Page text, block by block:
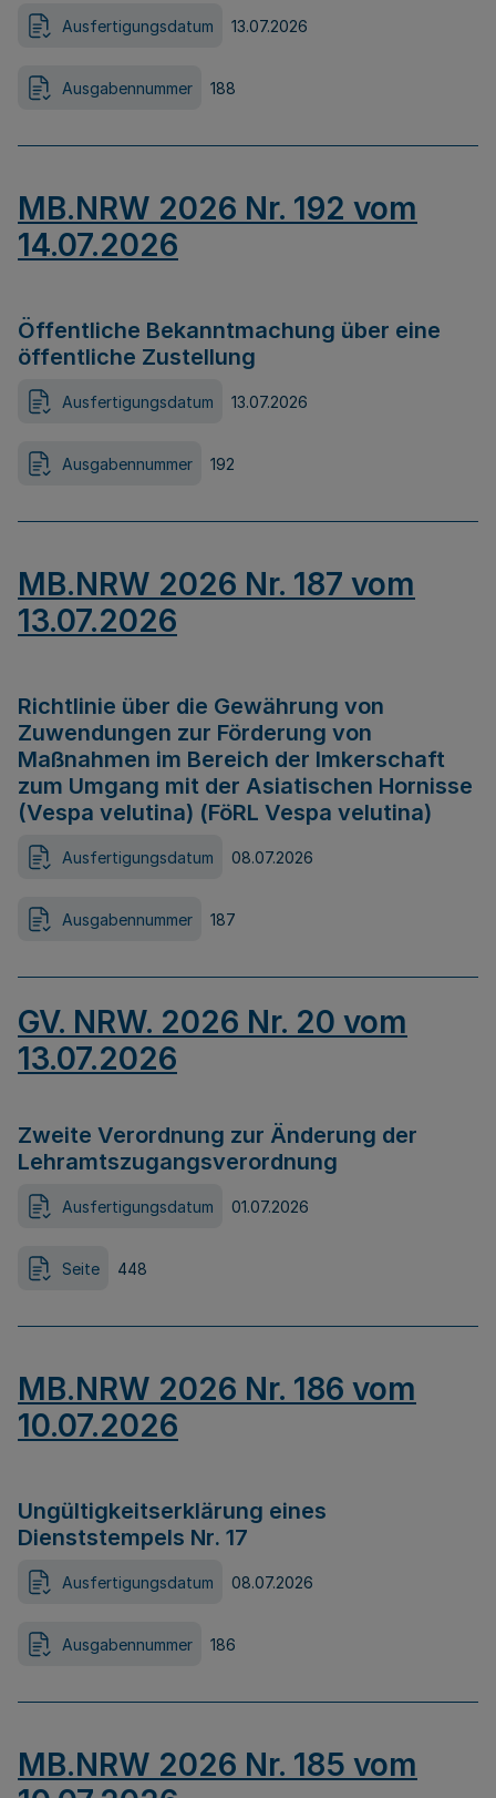
Ausfertigungsdatum 13.07.2026
Ausgabennummer 188
MB.NRW 2026 Nr. 192 vom
14.07.2026
Öffentliche Bekanntmachung über eine
öffentliche Zustellung
Ausfertigungsdatum 13.07.2026
Ausgabennummer 192
MB.NRW 2026 Nr. 187 vom
13.07.2026
Richtlinie über die Gewährung von
Zuwendungen zur Förderung von
Maßnahmen im Bereich der Imkerschaft
zum Umgang mit der Asiatischen Hornisse
(Vespa velutina) (FöRL Vespa velutina)
Ausfertigungsdatum 08.07.2026
Ausgabennummer 187
GV. NRW. 2026 Nr. 20 vom
13.07.2026
Zweite Verordnung zur Änderung der
Lehramtszugangsverordnung
Ausfertigungsdatum 01.07.2026
Seite 448
MB.NRW 2026 Nr. 186 vom
10.07.2026
Ungültigkeitserklärung eines
Dienststempels Nr. 17
Ausfertigungsdatum 08.07.2026
Ausgabennummer 186
MB.NRW 2026 Nr. 185 vom